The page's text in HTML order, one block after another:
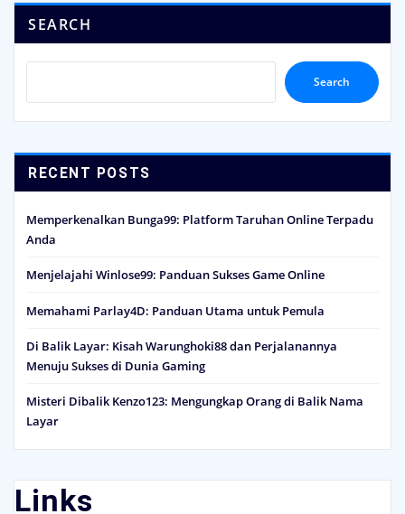
SEARCH
Search
RECENT POSTS
Memperkenalkan Bunga99: Platform Taruhan Online Terpadu
Anda
Menjelajahi Winlose99: Panduan Sukses Game Online
Memahami Parlay4D: Panduan Utama untuk Pemula
Di Balik Layar: Kisah Warunghoki88 dan Perjalanannya
Menuju Sukses di Dunia Gaming
Misteri Dibalik Kenzo123: Mengungkap Orang di Balik Nama
Layar
Links